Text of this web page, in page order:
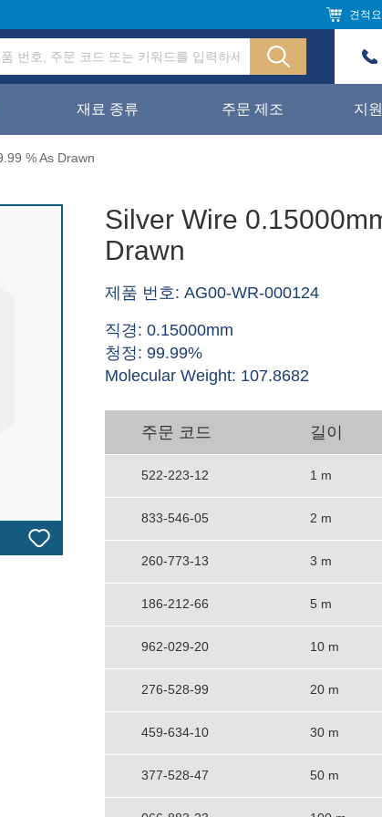
견적
재료 종류 주문 제조 지원
% As Drawn
Silver Wire
Drawn
제품 번호: AG00-WR-000124
직경: 0.15000mm
청정: 99.99%
Molecular Weight: 107.8682
주문 코드 길이
522-223-12 1 m
833-546-05 2 m
260-773-13 3 m
186-212-66 5 m
962-029-20 10 m
276-528-99 20 m
459-634-10 30 m
377-528-47 50 m